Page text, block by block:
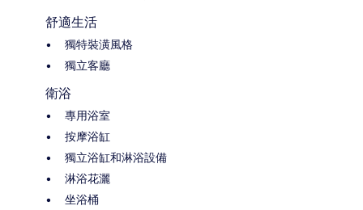
舒適生活
獨特裝潢風格
獨立客廳
衛浴
專用浴室
按摩浴缸
獨立浴缸和淋浴設備
淋浴花灑
坐浴桶